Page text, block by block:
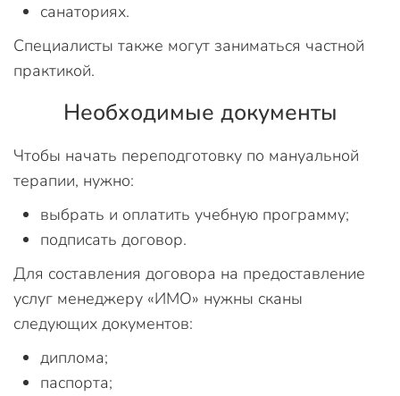
санаториях.
Специалисты также могут заниматься частной
практикой.
Необходимые документы
Чтобы начать переподготовку по мануальной
терапии, нужно:
выбрать и оплатить учебную программу;
подписать договор.
Для составления договора на предоставление
услуг менеджеру «ИМО» нужны сканы
следующих документов:
диплома;
паспорта;